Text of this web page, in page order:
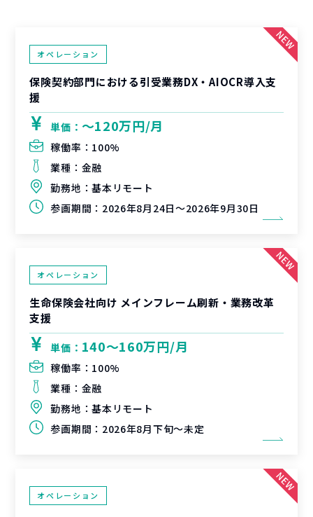
オペレーション
保険契約部門における引受業務DX・AIOCR導入支
援
単価： 〜120万円/月
稼働率： 100%
業種： 金融
勤務地：基本リモート
参画期間： 2026年8月24日～2026年9月30日
オペレーション
生命保険会社向け メインフレーム刷新・業務改革
支援
単価： 140〜160万円/月
稼働率： 100%
業種： 金融
勤務地：基本リモート
参画期間： 2026年8月下旬～未定
オペレーション